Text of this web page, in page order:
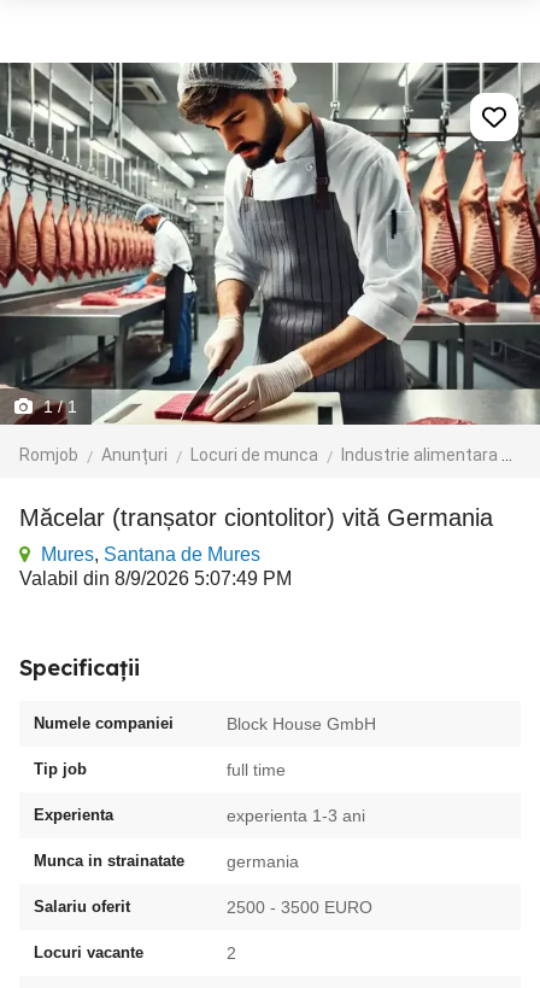
1/ 1
Romjob Anunțuri Locuri de munca Industrie alimentara
Măcelar (tranșator ciontolitor) vită Germania
Mures, Santana de Mures
Valabil din 8/9/2026 5:07:49 PM
Specificații
Numele companiei Block House GmbH
Tip job full time
Experienta experienta 1-3 ani
Munca in strainatate germania
Salariu oferit 2500 - 3500 EURO
Locuri vacante 2